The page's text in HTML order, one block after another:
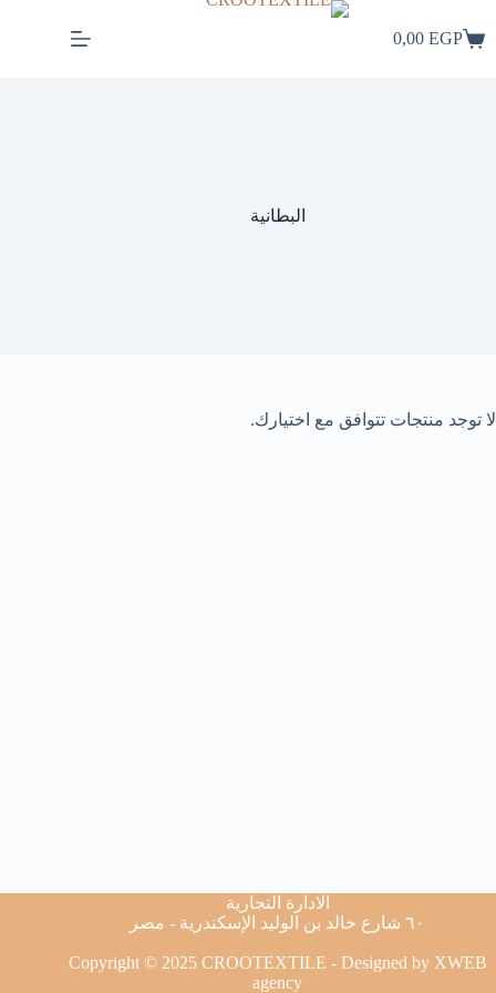
المحتوى
0,00 EGP
البطانية
لا توجد منتجات تتوافق مع اختيارك.
الادارة التجارية
٦٠ شارع خالد بن الوليد الإسكندرية - مصر
Copyright © 2025 CROOTEXTILE - Designed by XWEB
agency